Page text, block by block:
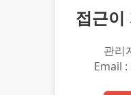
접근이
관리
Email